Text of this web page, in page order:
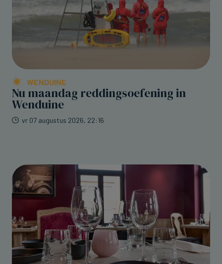
WENDUINE
Nu maandag reddingsoefening in
Wenduine
vr 07 augustus 2026, 22:16